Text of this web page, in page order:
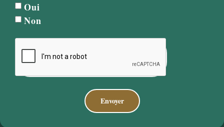
Oui
Non
Envoyer